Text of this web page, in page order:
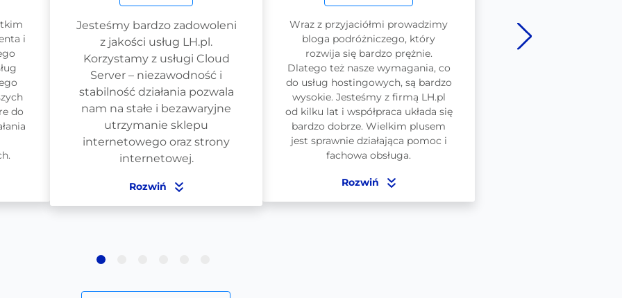
i
do
Jesteśmy bardzo zadowoleni
z jakości usług LH.pl.
Korzystamy z usługi Cloud
Server – niezawodność i
stabilność działania pozwala
nam na stałe i bezawaryjne
utrzymanie sklepu
internetowego oraz strony
internetowej.
Rozwiń
Wraz z przyjaciółmi prowadzimy
bloga podróżniczego, który
rozwija się bardzo prężnie.
Dlatego też nasze wymagania, co
do usług hostingowych, są bardzo
wysokie. Jesteśmy z firmą LH.pl
od kilku lat i współpraca układa się
bardzo dobrze. Wielkim plusem
jest sprawnie działająca pomoc i
fachowa obsługa.
Rozwiń
Polecam LH.pl Obsługa
wysokim poziomie, cała
migracji strony,